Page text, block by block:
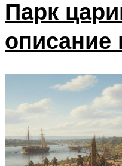
Парк
описание